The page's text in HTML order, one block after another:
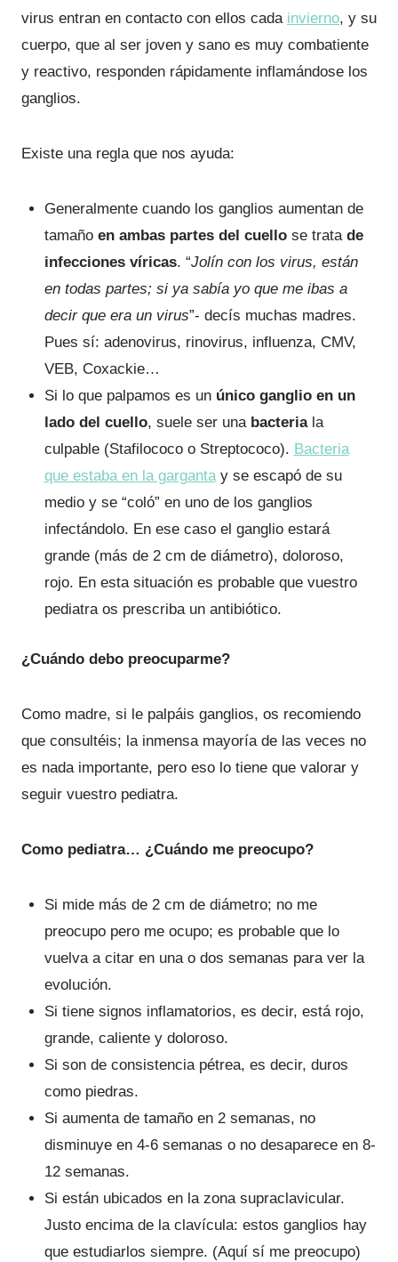
virus entran en contacto con ellos cada invierno, y su
cuerpo, que al ser joven y sano es muy combatiente
y reactivo, responden rápidamente inflamándose los
ganglios.
Existe una regla que nos ayuda:
Generalmente cuando los ganglios aumentan de
tamaño en ambas partes del cuello se trata de
infecciones víricas. “Jolín con los virus, están
en todas partes; si ya sabía yo que me ibas a
decir que era un virus”- decís muchas madres.
Pues sí: adenovirus, rinovirus, influenza, CMV,
VEB, Coxackie…
Si lo que palpamos es un único ganglio en un
lado del cuello, suele ser una bacteriala
culpable (Stafilococo o Streptococo). Bacteria
que estaba en la gargantay se escapó de su
medio y se “coló” en uno de los ganglios
infectándolo. En ese caso el ganglio estará
grande (más de 2 cm de diámetro), doloroso,
rojo. En esta situación es probable que vuestro
pediatra os prescriba un antibiótico.
¿Cuándo debo preocuparme?
Como madre, si le palpáis ganglios, os recomiendo
que consultéis; la inmensa mayoría de las veces no
es nada importante, pero eso lo tiene que valorar y
seguir vuestro pediatra.
Como pediatra… ¿Cuándo me preocupo?
Si mide más de 2 cm de diámetro; no me
preocupo pero me ocupo; es probable que lo
vuelva a citar en una o dos semanas para ver la
evolución.
Si tiene signos inflamatorios, es decir, está rojo,
grande, caliente y doloroso.
Si son de consistencia pétrea, es decir, duros
como piedras.
Si aumenta de tamaño en 2 semanas, no
disminuye en 4-6 semanas o no desaparece en 8-
12 semanas.
Si están ubicados en la zona supraclavicular.
Justo encima de la clavícula: estos ganglios hay
que estudiarlos siempre. (Aquí sí me preocupo)